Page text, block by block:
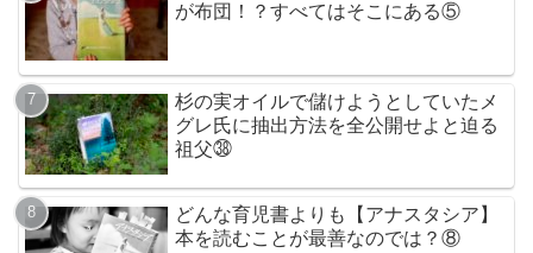
が布団！？すべてはそこにある⑤
杉の実オイルで儲けようとしていたメ
グレ氏に抽出方法を全公開せよと迫る
祖父㊳
どんな育児書よりも【アナスタシア】
本を読むことが最善なのでは？⑧